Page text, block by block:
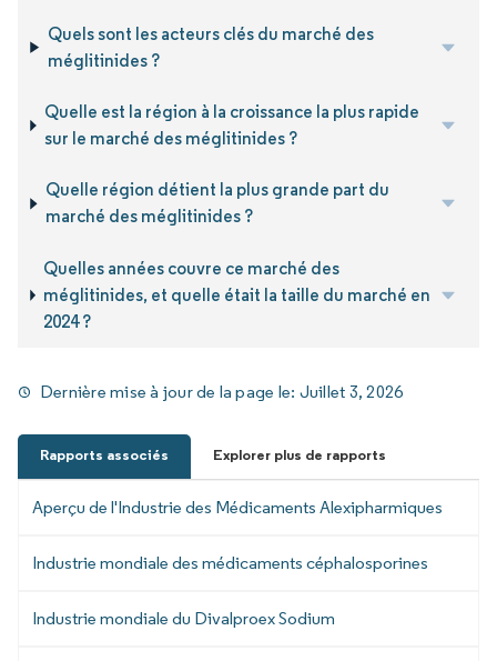
Quels sont les acteurs clés du marché des
méglitinides ?
Quelle est la région à la croissance la plus rapide
sur le marché des méglitinides ?
Quelle région détient la plus grande part du
marché des méglitinides ?
Quelles années couvre ce marché des
méglitinides, et quelle était la taille du marché en
2024 ?
Dernière mise à jour de la page le: Juillet 3, 2026
Rapports associés Explorer plus de rapports
Aperçu de l'Industrie des Médicaments Alexipharmiques
Industrie mondiale des médicaments céphalosporines
Industrie mondiale du Divalproex Sodium